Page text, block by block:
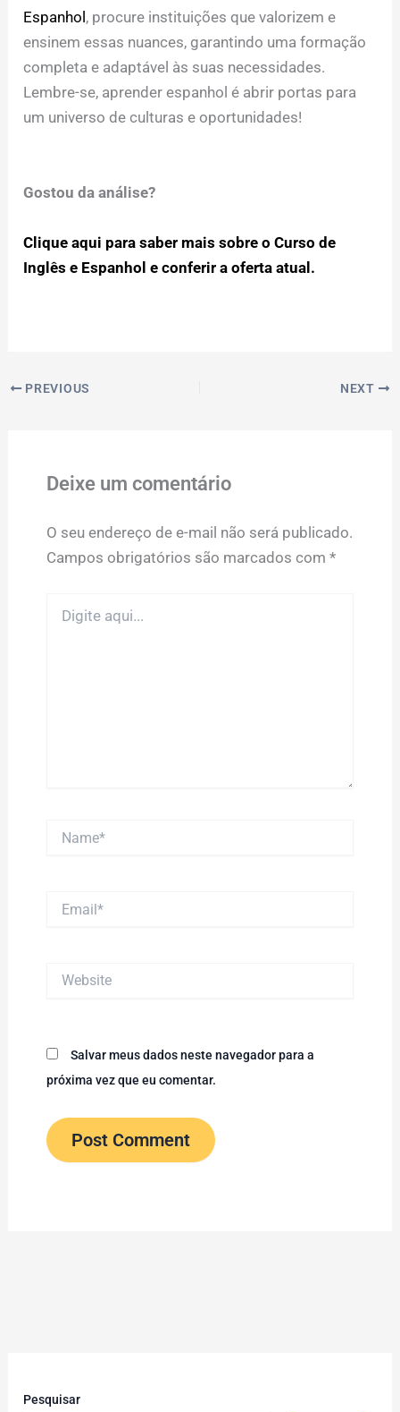
Espanhol , procure instituições que valorizem e
ensinem essas nuances, garantindo uma formação
completa e adaptável às suas necessidades.
Lembre-se, aprender espanhol é abrir portas para
um universo de culturas e oportunidades!
Gostou da análise?
Clique aqui para saber mais sobre o Curso de
Inglês e Espanhol e conferir a oferta atual.
PREVIOUS NEXT
Deixe um comentário
O seu endereço de e-mail não será publicado.
Campos obrigatórios são marcados com *
aqui...
Salvar meus dados neste navegador para a
próxima vez que eu comentar.
Pesquisar